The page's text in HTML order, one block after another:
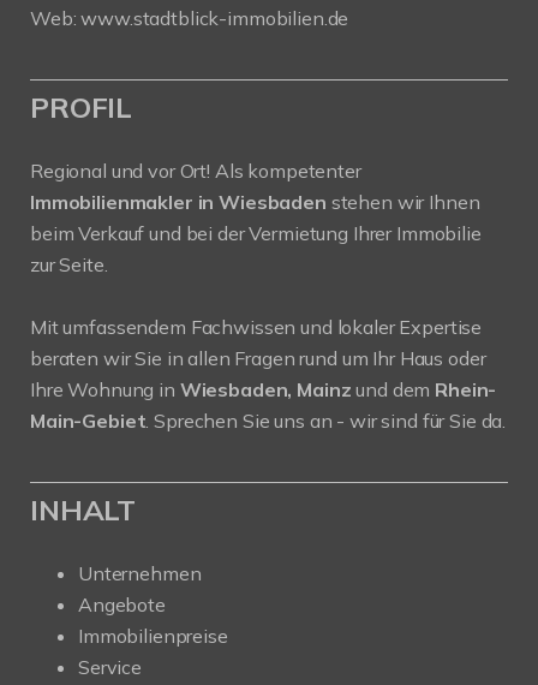
Web:www.stadtblick-immobilien.de
PROFIL
Regional und vor Ort! Als kompetenter
Immobilienmakler in Wiesbaden stehen wir Ihnen
beim Verkauf und bei der Vermietung Ihrer Immobilie
zur Seite.
Mit umfassendem Fachwissen und lokaler Expertise
beraten wir Sie in allen Fragen rund um Ihr Haus oder
Ihre Wohnung in Wiesbaden, Mainzund dem Rhein-
Main-Gebiet. Sprechen Sie uns an - wir sind für Sie da.
INHALT
Unternehmen
Angebote
Immobilienpreise
Service